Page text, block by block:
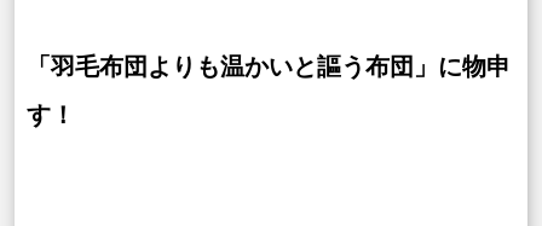
「羽毛布団よりも温かいと謳う布団」に物申
す！